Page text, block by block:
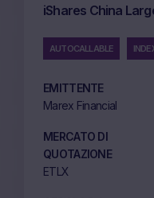
iShares China
AUTOCALLABLE
EMITTENTE
Marex Financial
MERCATO DI
QUOTAZIONE
ETLX